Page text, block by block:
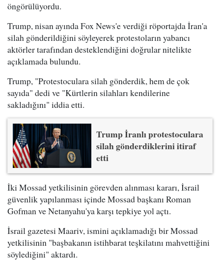
öngörülüyordu.
Trump, nisan ayında Fox News'e verdiği röportajda İran'a
silah gönderildiğini söyleyerek protestoların yabancı
aktörler tarafından desteklendiğini doğrular nitelikte
açıklamada bulundu.
Trump, "Protestoculara silah gönderdik, hem de çok
sayıda" dedi ve "Kürtlerin silahları kendilerine
sakladığını" iddia etti.
Trump İranlı protestoculara
silah gönderdiklerini itiraf
etti
İki Mossad yetkilisinin görevden alınması kararı, İsrail
güvenlik yapılanması içinde Mossad başkanı Roman
Gofman ve Netanyahu'ya karşı tepkiye yol açtı.
İsrail gazetesi Maariv, ismini açıklamadığı bir Mossad
yetkilisinin "başbakanın istihbarat teşkilatını mahvettiğini
söylediğini" aktardı.